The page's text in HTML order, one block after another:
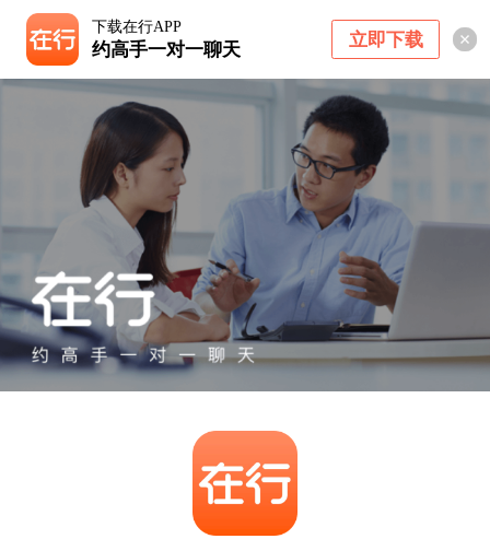
下载在行APP
约高手一对一聊天 立即下载